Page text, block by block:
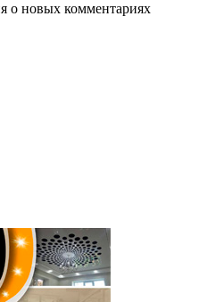
о новых комментариях